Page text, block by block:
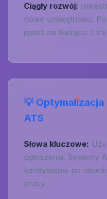
Ciągły rozwój:
nowe umiejętności.
jesteś na bieżąco z
💡
ATS
Słowa kluczowe:
ogłoszenia. Systemy
kandydatów po
pracy.